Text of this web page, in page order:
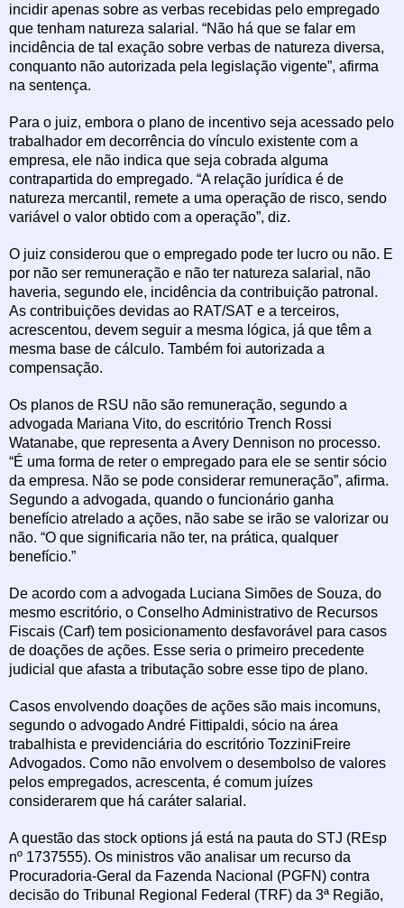
incidir apenas sobre as verbas recebidas pelo empregado
que tenham natureza salarial. “Não há que se falar em
incidência de tal exação sobre verbas de natureza diversa,
conquanto não autorizada pela legislação vigente”, afirma
na sentença.
Para o juiz, embora o plano de incentivo seja acessado pelo
trabalhador em decorrência do vínculo existente com a
empresa, ele não indica que seja cobrada alguma
contrapartida do empregado. “A relação jurídica é de
natureza mercantil, remete a uma operação de risco, sendo
variável o valor obtido com a operação”, diz.
O juiz considerou que o empregado pode ter lucro ou não. E
por não ser remuneração e não ter natureza salarial, não
haveria, segundo ele, incidência da contribuição patronal.
As contribuições devidas ao RAT/SAT e a terceiros,
acrescentou, devem seguir a mesma lógica, já que têm a
mesma base de cálculo. Também foi autorizada a
compensação.
Os planos de RSU não são remuneração, segundo a
advogada Mariana Vito, do escritório Trench Rossi
Watanabe, que representa a Avery Dennison no processo.
“É uma forma de reter o empregado para ele se sentir sócio
da empresa. Não se pode considerar remuneração”, afirma.
Segundo a advogada, quando o funcionário ganha
benefício atrelado a ações, não sabe se irão se valorizar ou
não. “O que significaria não ter, na prática, qualquer
benefício.”
De acordo com a advogada Luciana Simões de Souza, do
mesmo escritório, o Conselho Administrativo de Recursos
Fiscais (Carf) tem posicionamento desfavorável para casos
de doações de ações. Esse seria o primeiro precedente
judicial que afasta a tributação sobre esse tipo de plano.
Casos envolvendo doações de ações são mais incomuns,
segundo o advogado André Fittipaldi, sócio na área
trabalhista e previdenciária do escritório TozziniFreire
Advogados. Como não envolvem o desembolso de valores
pelos empregados, acrescenta, é comum juízes
considerarem que há caráter salarial.
A questão das stock options já está na pauta do STJ (REsp
nº 1737555). Os ministros vão analisar um recurso da
Procuradoria-Geral da Fazenda Nacional (PGFN) contra
decisão do Tribunal Regional Federal (TRF) da 3ª Região,